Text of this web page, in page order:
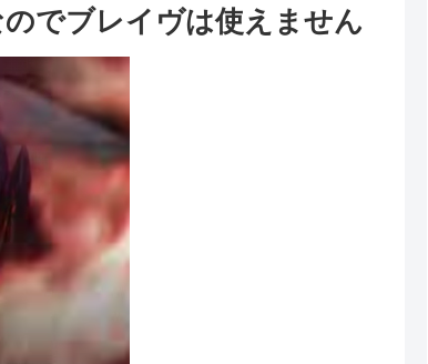
のでブレイヴは使えません